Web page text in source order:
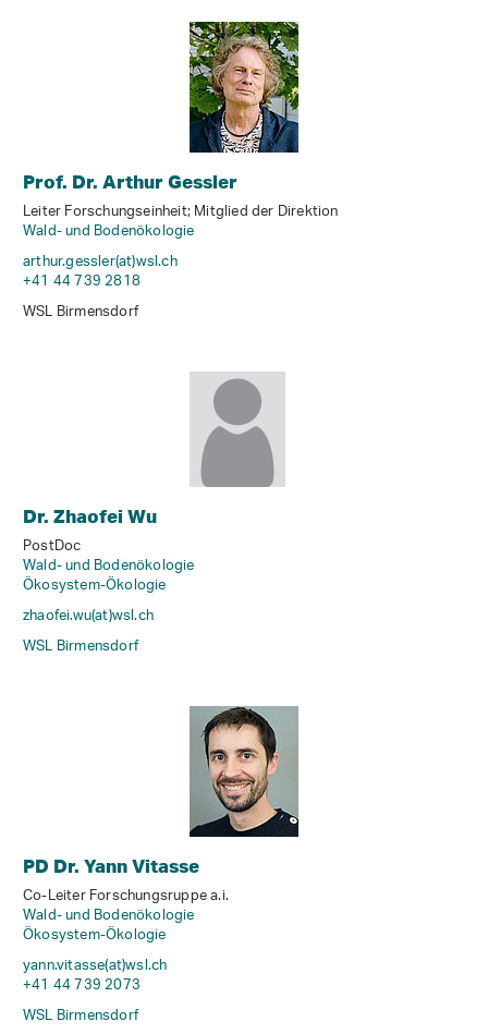
Prof. Dr. Arthur Gessler
Leiter Forschungseinheit; Mitglied der Direktion
Wald- und Bodenökologie
arthur.gessler(at)wsl.ch
+41 44 739 2818
WSL Birmensdorf
Dr. Zhaofei Wu
PostDoc
Wald- und Bodenökologie
Ökosystem-Ökologie
zhaofei.wu(at)wsl.ch
WSL Birmensdorf
PD Dr. Yann Vitasse
Co-Leiter Forschungsruppe a.i.
Wald- und Bodenökologie
Ökosystem-Ökologie
yann.vitasse(at)wsl.ch
+41 44 739 2073
WSL Birmensdorf